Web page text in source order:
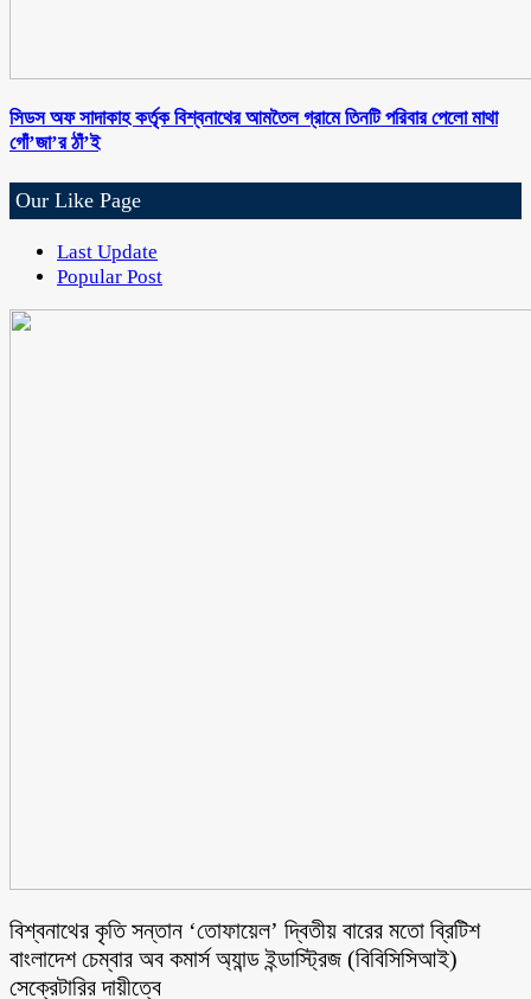
সিডস অফ সাদাকাহ কর্তৃক বিশ্বনাথের আমতৈল গ্রামে তিনটি পরিবার পেলো মাথা
গোঁ’জা’র ঠাঁ’ই
Our Like Page
Last Update
Popular Post
বিশ্বনাথের কৃতি সন্তান ‘তোফায়েল’ দ্বিতীয় বারের মতো ব্রিটিশ
বাংলাদেশ চেম্বার অব কমার্স অ্যান্ড ইন্ডাস্ট্রিজ (বিবিসিসিআই)
সেক্রেটারির দায়ীত্বে